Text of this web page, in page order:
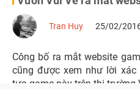
Tran Huy 25/02/
Công bố ra mắt website
cũng được xem như lời xác
tựa game này trên thị trường